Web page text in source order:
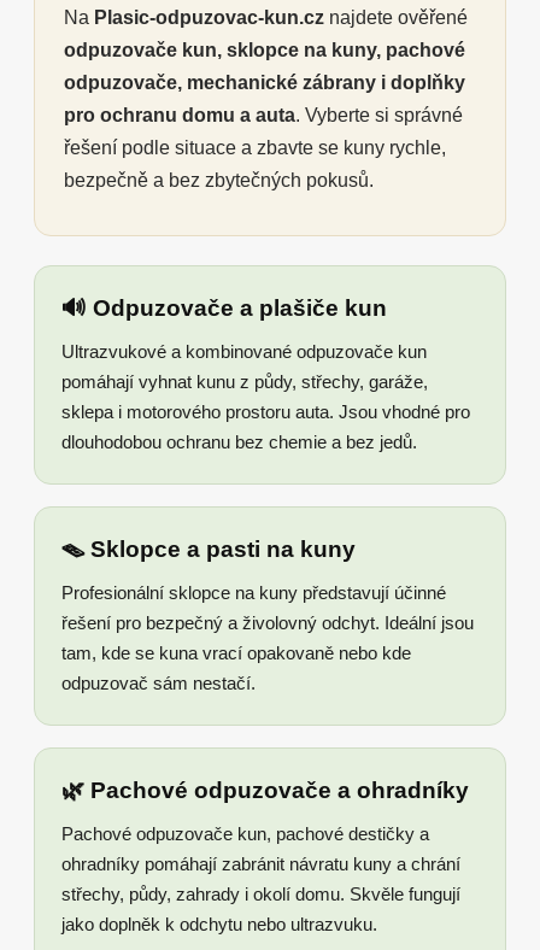
Na Plasic-odpuzovac-kun.cz najdete ověřené
odpuzovače kun, sklopce na kuny, pachové
odpuzovače, mechanické zábrany i doplňky
pro ochranu domu a auta. Vyberte si správné
řešení podle situace a zbavte se kuny rychle,
bezpečně a bez zbytečných pokusů.
🔊 Odpuzovače a plašiče kun
Ultrazvukové a kombinované odpuzovače kun
pomáhají vyhnat kunu z půdy, střechy, garáže,
sklepa i motorového prostoru auta. Jsou vhodné pro
dlouhodobou ochranu bez chemie a bez jedů.
🪤 Sklopce a pasti na kuny
Profesionální sklopce na kuny představují účinné
řešení pro bezpečný a živolovný odchyt. Ideální jsou
tam, kde se kuna vrací opakovaně nebo kde
odpuzovač sám nestačí.
🌿 Pachové odpuzovače a ohradníky
Pachové odpuzovače kun, pachové destičky a
ohradníky pomáhají zabránit návratu kuny a chrání
střechy, půdy, zahrady i okolí domu. Skvěle fungují
jako doplněk k odchytu nebo ultrazvuku.